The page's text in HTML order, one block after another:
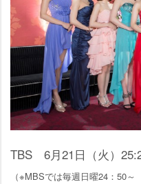
TBS 6月21日（火）
（※MBSでは毎週日曜24：50